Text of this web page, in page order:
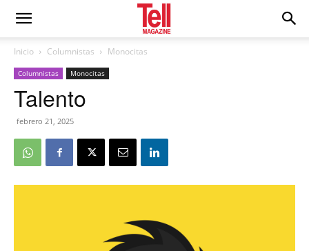
Inicio Columnistas Monocitas
Columnistas Monocitas
Talento
febrero 21, 2025